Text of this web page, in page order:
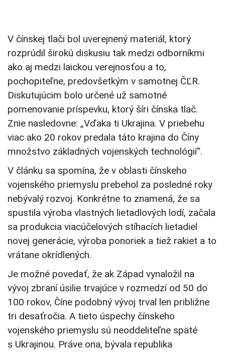
V čínskej tlači bol uverejnený materiál, ktorý
rozprúdil širokú diskusiu tak medzi odborníkmi
ako aj medzi laickou verejnosťou a to,
pochopiteľne, predovšetkým v samotnej ČĽR.
Diskutujúcim bolo určené už samotné
pomenovanie príspevku, ktorý šíri čínska tlač.
Znie nasledovne: „Vďaka ti Ukrajina. V priebehu
viac ako 20 rokov predala táto krajina do Číny
množstvo základných vojenských technológií“.
V článku sa spomína, že v oblasti čínskeho
vojenského priemyslu prebehol za posledné roky
nebývalý rozvoj. Konkrétne to znamená, že sa
spustila výroba vlastných lietadlových lodí, začala
sa produkcia viacúčelových stíhacích lietadiel
novej generácie, výroba ponoriek a tiež rakiet a to
vrátane okrídlených.
Je možné povedať, že ak Západ vynaložil na
vývoj zbraní úsilie trvajúce v rozmedzí od 50 do
100 rokov, Číne podobný vývoj trval len približne
tri desaťročia. A tieto úspechy čínskeho
vojenského priemyslu sú neoddeliteľne späté
s Ukrajinou. Práve ona, bývala republika